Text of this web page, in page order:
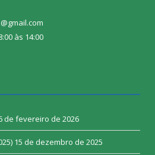
às 14:00
de fevereiro de 2026
15 de dezembro de 2025